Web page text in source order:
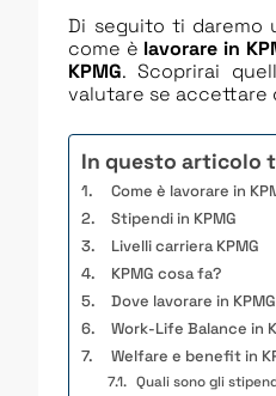
Di seguito ti daremo
come è lavorare in
KPMG. Scoprirai
valutare se accettare
In questo articolo
Come è lavorare in
Stipendi in KPMG
Livelli carriera KPMG
KPMG cosa fa?
Dove lavorare in
Work-Life Balance in
Welfare e benefit in
Quali sono gli